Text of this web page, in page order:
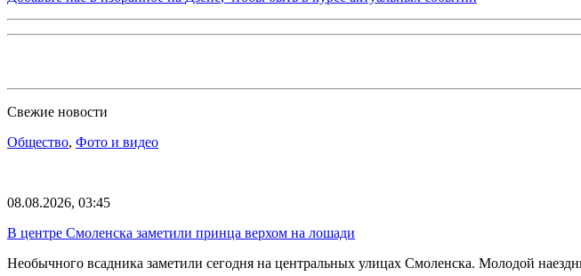
Свежие новости
Общество, Фото и видео
08.08.2026, 03:45
В центре Смоленска заметили принца верхом на лошади
Необычного всадника заметили сегодня на центральных улицах Смоленска. Молодой